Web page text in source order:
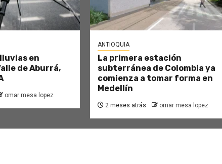
en
de Aburrá,
omar mesa lopez
ANTIOQUIA
La primera estación
subterránea de Colombia ya
comienza a tomar forma en
Medellín
2 meses atrás omar mesa lopez